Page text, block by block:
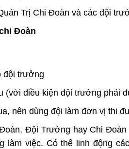
Trị Chi Đoàn và các đội
Đoàn
đội trưởng
(với điều kiện đội trưởng phải
nên dùng đội làm đơn vị thi
Đội Trưởng hay Chi Đoàn
làm việc. Có thể linh động